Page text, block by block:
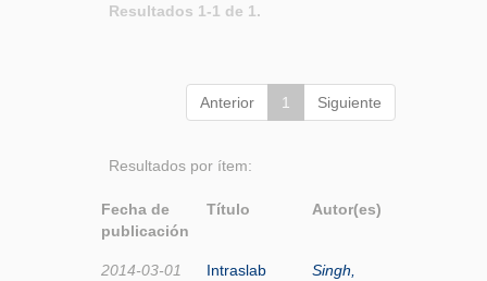
Resultados 1-1 de 1.
Anterior 1 Siguiente
Resultados por ítem:
Fecha de
publicación
Título Autor(es)
2014-03-01
Intraslab
Singh,